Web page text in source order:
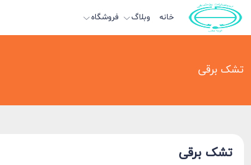
خانه وبلاگ فروشگاه
تشک برقی
تشک برقی